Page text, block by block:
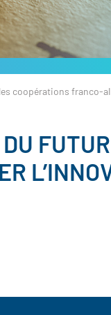
coopérations franco-